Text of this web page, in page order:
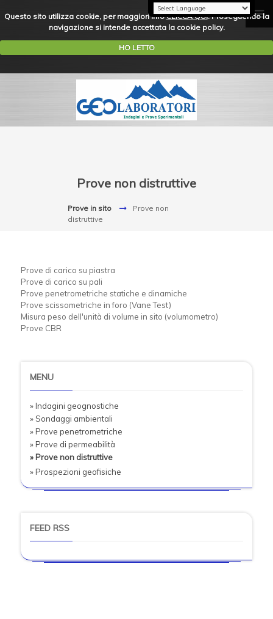
Questo sito utilizza cookie, per maggiori infoCLICCA QUI. Proseguendo la
navigazione si intende accettata la cookie policy.
HO LETTO
Prove non distruttive
Prove in sito
Prove non
distruttive
Prove di carico su piastra
Prove di carico su pali
Prove penetrometriche statiche e dinamiche
Prove scissometriche in foro (Vane Test)
Misura peso dell'unità di volume in sito (volumometro)
Prove CBR
MENU
» Indagini geognostiche
» Sondaggi ambientali
» Prove penetrometriche
» Prove di permeabilità
» Prove non distruttive
» Prospezioni geofisiche
FEED RSS